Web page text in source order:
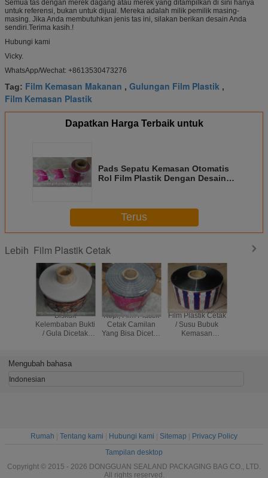
Semua tas dengan merek dagang atau merek yang ditampilkan di sini hanya
untuk referensi, bukan untuk dijual. Mereka adalah milik pemilik masing-
masing. Jika Anda membutuhkan jenis tas ini, silakan berikan desain Anda
sendiri.Terima kasih.!
Hubungi kami
Vicky.
WhatsApp/Wechat: +8613530473276
Tag: Film Kemasan Makanan , Gulungan Film Plastik ,
Film Kemasan Plastik
Dapatkan Harga Terbaik untuk
Pads Sepatu Kemasan Otomatis
Rol Film Plastik Dengan Desain
Terus
Lebih Film Plastik Cetak
Biskuit
Kelembaban Bukti
/ Gula Dicetak
Makanan
Laminasi
Kopi, Film Plastik
Cetak Camilan
Yang Bisa Dicetak
Film Plastik Cetak
/ Susu Bubuk
Kemasan
Mengubah bahasa
Indonesian
Rumah Tentang kami Hubungi kami Sitemap
Privacy Policy
Tampilan desktop
Copyright © 2015 - 2026 DONGGUAN SEALAND PACKAGING BAG CO., LTD.
All rights reserved.